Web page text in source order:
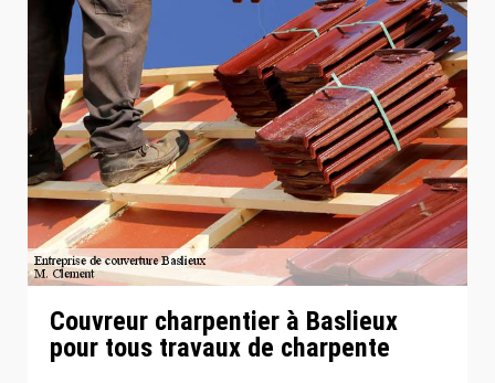
Couvreur charpentier à Baslieux
pour tous travaux de charpente